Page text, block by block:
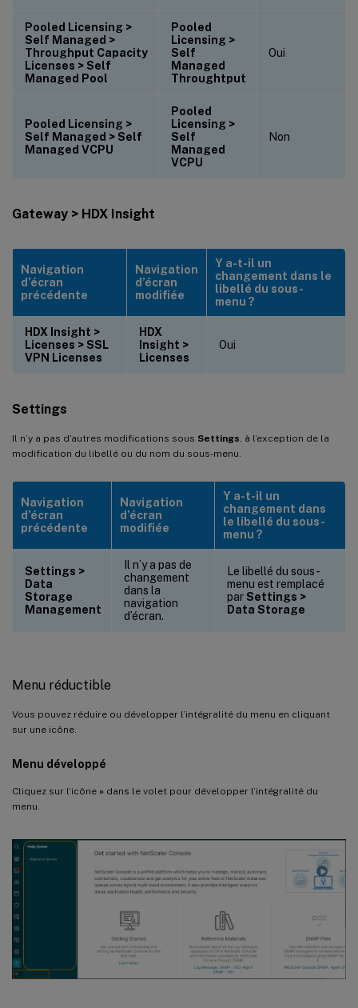
Pooled Licensing >
Self Managed >
Throughput Capacity
Licenses > Self
Managed Pool
Pooled
Licensing >
Self
Managed
Throughtput
Oui
Pooled Licensing >
Self Managed > Self
Managed VCPU
Pooled
Licensing >
Self
Managed
VCPU
Non
Gateway > HDX Insight
Navigation
d’écran
précédente
Navigation
d’écran
modifiée
Y a-t-il un
changement dans le
libellé du sous-
menu ?
HDX Insight >
Licenses > SSL
VPN Licenses
HDX
Insight >
Licenses
Oui
Settings
Il n’y a pas d’autres modifications sous Settings, à l’exception de la
modification du libellé ou du nom du sous-menu.
Navigation
d’écran
précédente
Navigation
d’écran
modifiée
Y a-t-il un
changement dans
le libellé du sous-
menu ?
Settings >
Data
Storage
Management
Il n’y a pas de
changement
dans la
navigation
d’écran.
Le libellé du sous-
menu est remplacé
par Settings >
Data Storage
Menu réductible
Vous pouvez réduire ou développer l’intégralité du menu en cliquant
sur une icône.
Menu développé
Cliquez sur l’icône » dans le volet pour développer l’intégralité du
menu.